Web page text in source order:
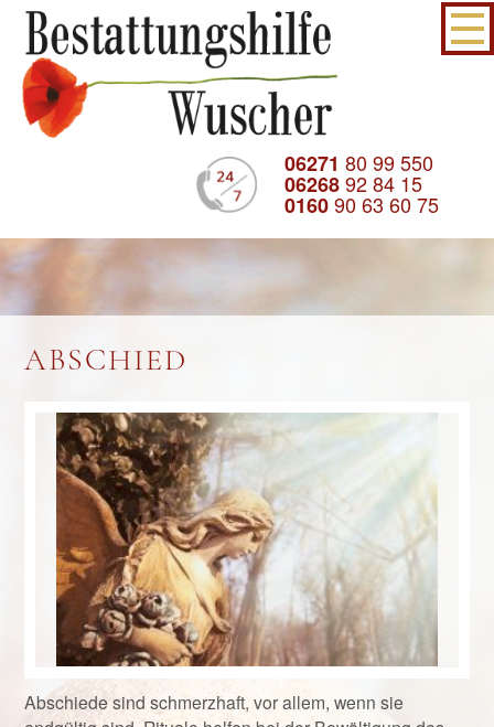
06271 80 99 550
0626892 84 15
016090 63 60 75
ABSCHIED
Abschiede sind schmerzhaft, vor allem, wenn sie